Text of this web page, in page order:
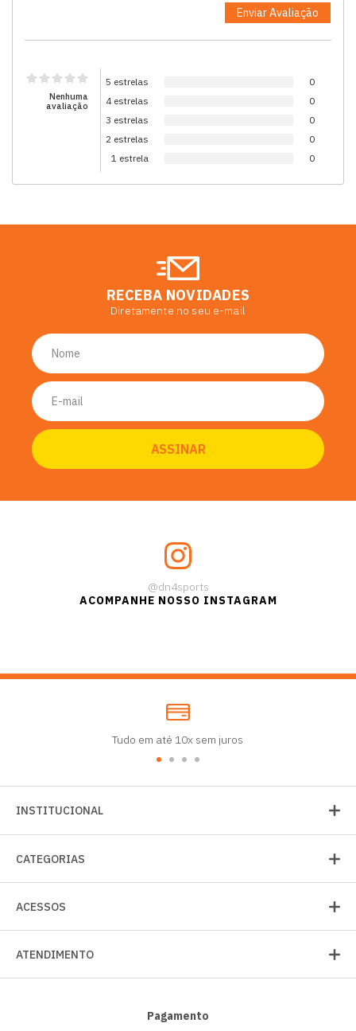
Nenhuma
avaliação
5 estrelas
0
4 estrelas
0
3 estrelas
0
2 estrelas
0
1 estrela
0
RECEBA NOVIDADES
Diretamente no seu e-mail
@dn4sports
ACOMPANHE NOSSO INSTAGRAM
Tudo em até 10x sem juros
INSTITUCIONAL
CATEGORIAS
ACESSOS
ATENDIMENTO
Pagamento